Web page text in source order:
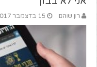
רון שוהם 15 בדצמבר 2017